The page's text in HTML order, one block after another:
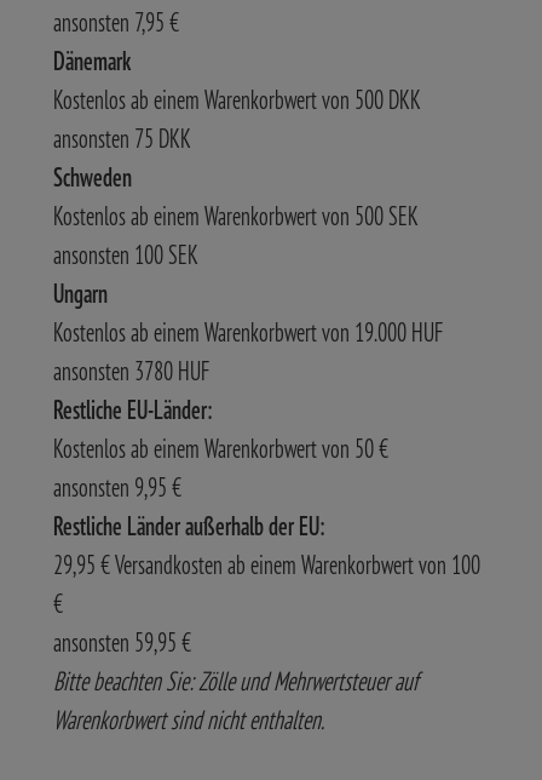
ansonsten 7,95 €
Dänemark
Kostenlos ab einem Warenkorbwert von 500 DKK
ansonsten 75 DKK
Schweden
Kostenlos ab einem Warenkorbwert von 500 SEK
ansonsten 100 SEK
Ungarn
Kostenlos ab einem Warenkorbwert von 19.000 HUF
ansonsten 3780 HUF
Restliche EU-Länder:
Kostenlos ab einem Warenkorbwert von 50 €
ansonsten 9,95 €
Restliche Länder außerhalb der EU:
29,95 € Versandkosten ab einem Warenkorbwert von 100
€
ansonsten 59,95 €
Bitte beachten Sie: Zölle und Mehrwertsteuer auf
Warenkorbwert sind nicht enthalten.